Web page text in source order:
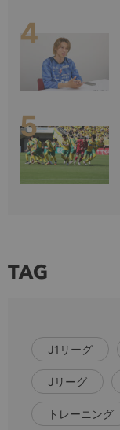
TAG
J1リーグ
Jリーグ
トレーニング